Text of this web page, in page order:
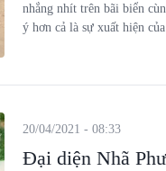
nhắng nhít trên bãi biển
ý hơn cả là sự xuất hiện
Đại diện Nhã
20/04/2021 - 08:33